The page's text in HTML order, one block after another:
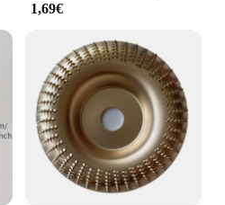
ABS plastic and robust
electric nail trimmer is built
motor ensures
making it an essential tool
use. The set's
by its user-friendly
the risk of wear and tear
lightweight nature of the
to handle, allowing for
nail shaping process.
1,69€